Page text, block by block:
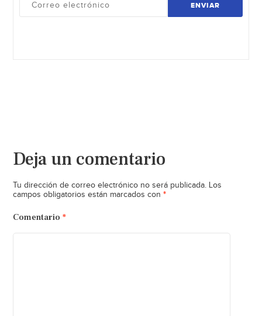
ENVIAR
Deja un comentario
Tu dirección de correo electrónico no será publicada. Los
campos obligatorios están marcados con *
Comentario *